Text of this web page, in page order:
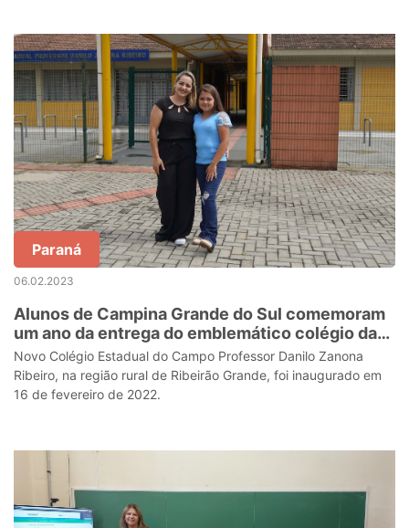
Paraná
06.02.2023
Alunos de Campina Grande do Sul comemoram
um ano da entrega do emblemático colégio da
cidade
Novo Colégio Estadual do Campo Professor Danilo Zanona
Ribeiro, na região rural de Ribeirão Grande, foi inaugurado em
16 de fevereiro de 2022.